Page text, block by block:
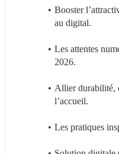
Booster
au digital.
Les attentes
2026.
Allier durabilité,
l’accueil.
Les pratiques